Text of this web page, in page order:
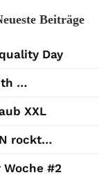
Beiträge
Day
…
XXL
rockt…
#2